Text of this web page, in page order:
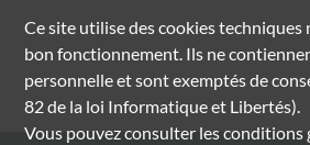
Ce site utilise descookiestechniques
bon fonctionnement. Ils ne
personnelle et sont exemptés de
82 de la loi Informatique et Libertés).
Vous pouvez consulter les conditions